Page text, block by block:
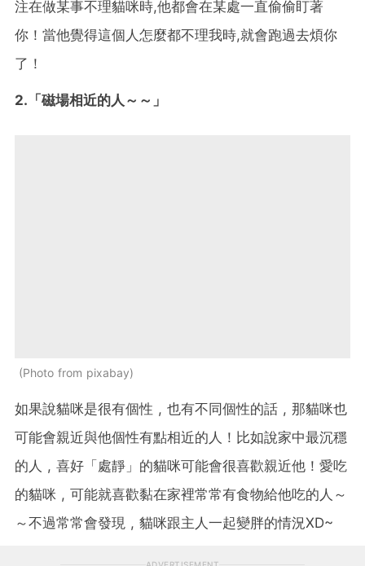
注在做某事不理貓咪時,他都會在某處一直偷偷盯著
你！當他覺得這個人怎麼都不理我時,就會跑過去煩你
了！
2.「磁場相近的人～～」
Photo from pixabay
如果說貓咪是很有個性 , 也有不同個性的話 , 那貓咪也
可能會親近與他個性有點相近的人！比如說家中最沉穩
的人 , 喜好「處靜」的貓咪可能會很喜歡親近他！愛吃
的貓咪 , 可能就喜歡黏在家裡常常有食物給他吃的人～
～不過常常會發現 , 貓咪跟主人一起變胖的情況XD~